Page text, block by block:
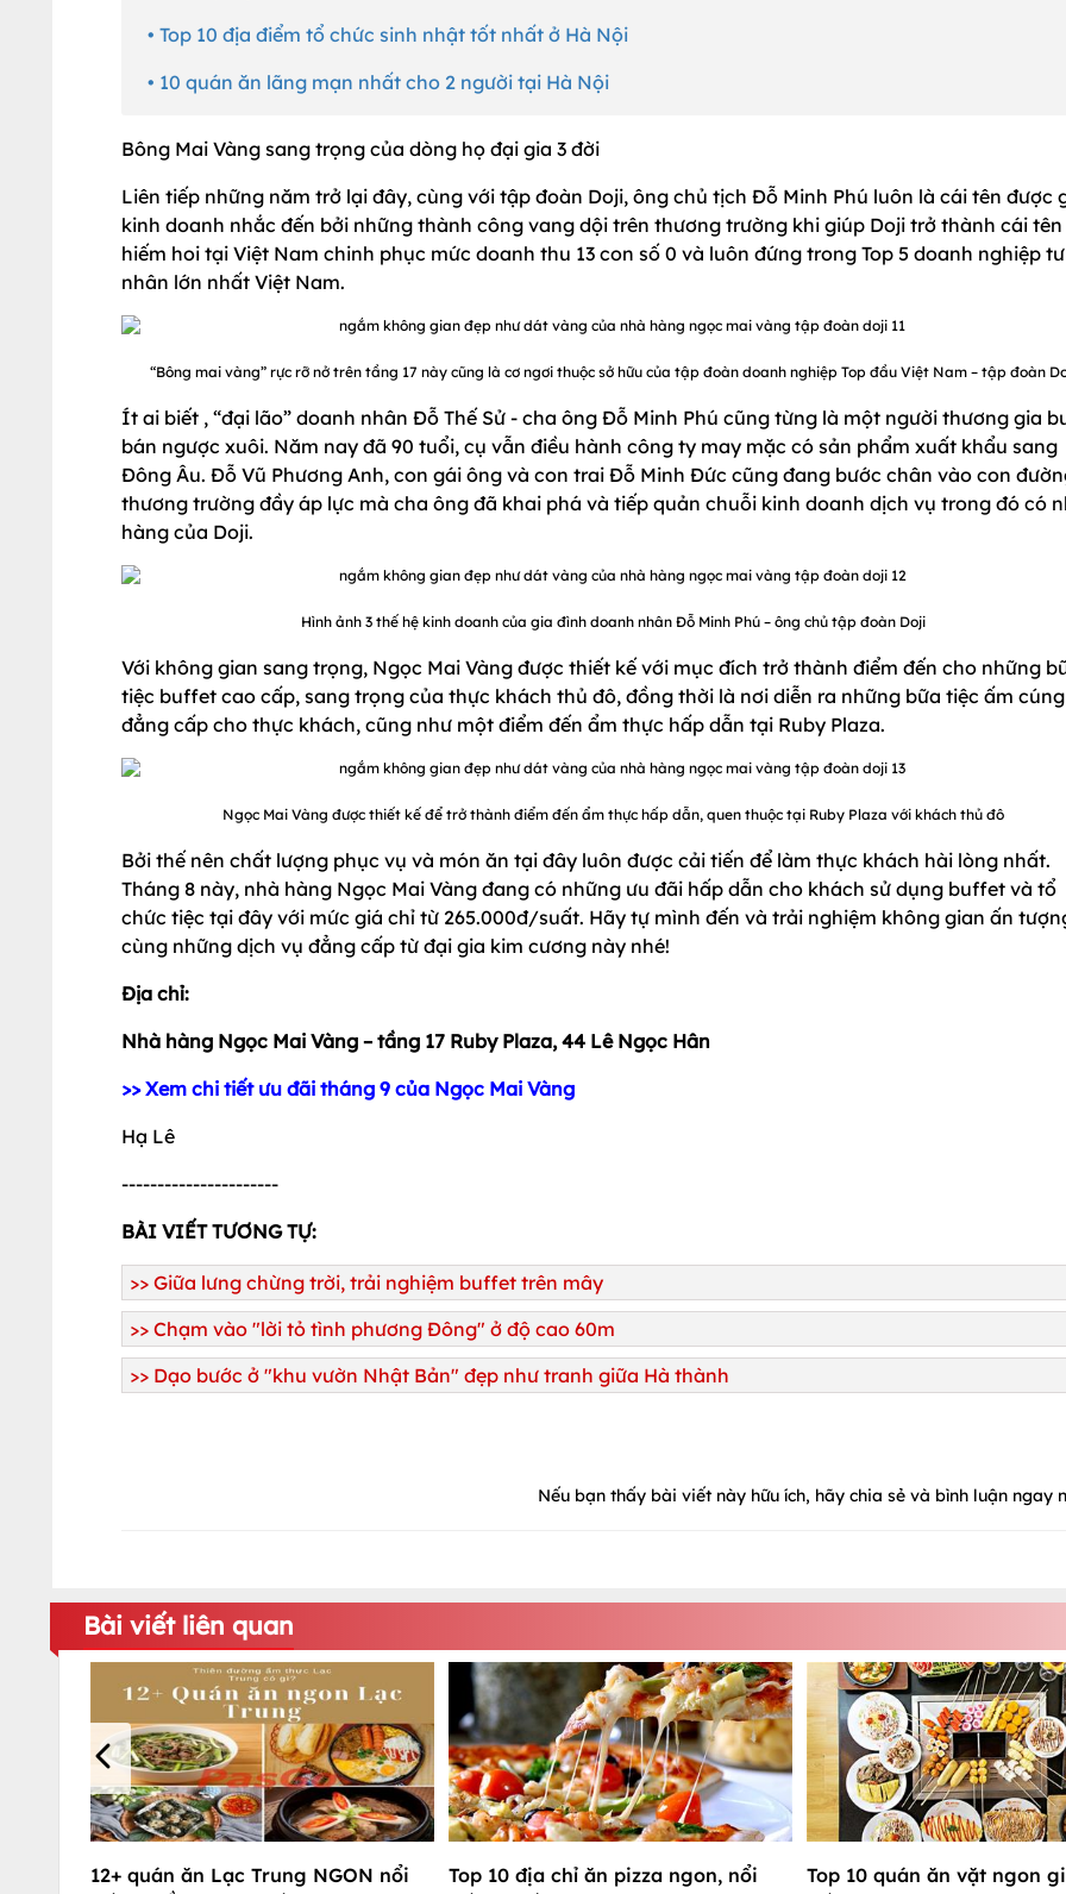
• Top 10 địa điểm tổ chức sinh nhật tốt nhất ở Hà Nội
• 10 quán ăn lãng mạn nhất cho 2 người tại Hà Nội
Bông Mai Vàng sang trọng của dòng họ đại gia 3 đời
Liên tiếp những năm trở lại đây, cùng với tập đoàn Doji, ông chủ tịch Đỗ Minh Phú luôn là cái tên được
kinh doanh nhắc đến bởi những thành công vang dội trên thương trường khi giúp Doji trở thành cái tên
hiếm hoi tại Việt Nam chinh phục mức doanh thu 13 con số 0 và luôn đứng trong Top 5 doanh nghiệp tư
nhân lớn nhất Việt Nam.
“Bông mai vàng” rực rỡ nở trên tầng 17 này cũng là cơ ngơi thuộc sở hữu của tập đoàn doanh nghiệp Top đầu Việt Nam – tập đoàn
Ít ai biết , “đại lão” doanh nhân Đỗ Thế Sử - cha ông Đỗ Minh Phú cũng từng là một người thương gia
bán ngược xuôi. Năm nay đã 90 tuổi, cụ vẫn điều hành công ty may mặc có sản phẩm xuất khẩu sang
Đông Âu. Đỗ Vũ Phương Anh, con gái ông và con trai Đỗ Minh Đức cũng đang bước chân vào con
thương trường đầy áp lực mà cha ông đã khai phá và tiếp quản chuỗi kinh doanh dịch vụ trong đó có
hàng của Doji.
Hình ảnh 3 thế hệ kinh doanh của gia đình doanh nhân Đỗ Minh Phú – ông chủ tập đoàn Doji
Với không gian sang trọng, Ngọc Mai Vàng được thiết kế với mục đích trở thành điểm đến cho những
tiệc buffet cao cấp, sang trọng của thực khách thủ đô, đồng thời là nơi diễn ra những bữa tiệc ấm
đẳng cấp cho thực khách, cũng như một điểm đến ẩm thực hấp dẫn tại Ruby Plaza.
Ngọc Mai Vàng được thiết kế để trở thành điểm đến ẩm thực hấp dẫn, quen thuộc tại Ruby Plaza với khách thủ đô
Bởi thế nên chất lượng phục vụ và món ăn tại đây luôn được cải tiến để làm thực khách hài lòng nhất.
Tháng 8 này, nhà hàng Ngọc Mai Vàng đang có những ưu đãi hấp dẫn cho khách sử dụng buffet và tổ
chức tiệc tại đây với mức giá chỉ từ 265.000đ/suất. Hãy tự mình đến và trải nghiệm không gian ấn
cùng những dịch vụ đẳng cấp từ đại gia kim cương này nhé!
Địa chỉ:
Nhà hàng Ngọc Mai Vàng – tầng 17 Ruby Plaza, 44 Lê Ngọc Hân
>> Xem chi tiết ưu đãi tháng 9 của Ngọc Mai Vàng
Hạ Lê
----------------------
BÀI VIẾT TƯƠNG TỰ:
>> Giữa lưng chừng trời, trải nghiệm buffet trên mây
>> Chạm vào "lời tỏ tình phương Đông" ở độ cao 60m
>> Dạo bước ở "khu vườn Nhật Bản" đẹp như tranh giữa Hà thành
Nếu bạn thấy bài viết này hữu ích, hãy chia sẻ và bình luận ngay
Bài viết liên quan
12+ quán ăn Lạc Trung NGON nổi
Top 10 địa chỉ ăn pizza ngon, nổi
Top 10 quán ăn vặt ngon